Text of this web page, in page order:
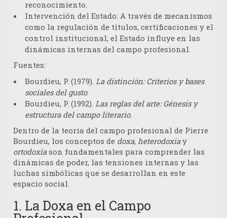
reconocimiento.
Intervención del Estado: A través de mecanismos
como la regulación de títulos, certificaciones y el
control institucional, el Estado influye en las
dinámicas internas del campo profesional.
Fuentes:
Bourdieu, P. (1979). La distinción: Criterios y bases
sociales del gusto.
Bourdieu, P. (1992). Las reglas del arte: Génesis y
estructura del campo literario.
Dentro de la teoría del campo profesional de Pierre
Bourdieu, los conceptos de doxa, heterodoxiay
ortodoxiason fundamentales para comprender las
dinámicas de poder, las tensiones internas y las
luchas simbólicas que se desarrollan en este
espacio social.
1. La Doxa en el Campo